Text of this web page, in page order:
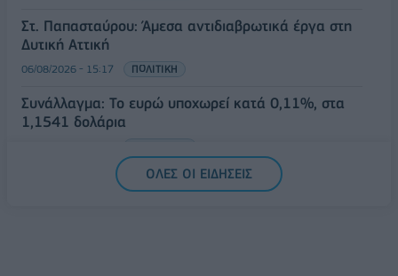
Στ. Παπασταύρου: Άμεσα αντιδιαβρωτικά έργα στη
Δυτική Αττική
06/08/2026 - 15:17 ΠΟΛΙΤΙΚΗ
Συνάλλαγμα: Το ευρώ υποχωρεί κατά 0,11%, στα
1,1541 δολάρια
ΟΛΕΣ ΟΙ ΕΙΔΗΣΕΙΣ